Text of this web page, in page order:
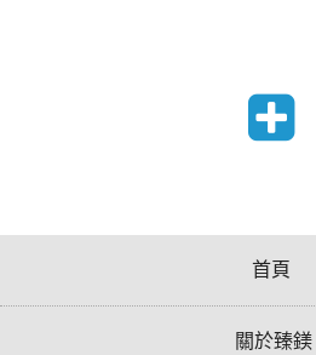
首頁
關於臻鎂